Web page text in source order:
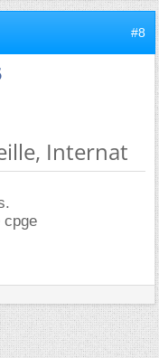
#8
Internat
cpge